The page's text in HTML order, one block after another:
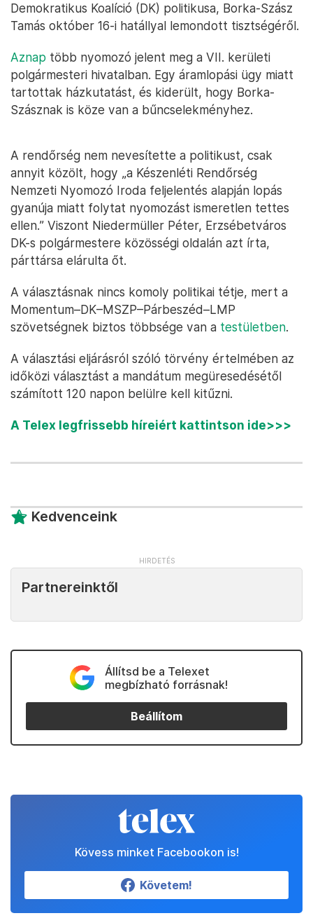
Demokratikus Koalíció (DK) politikusa, Borka-Szász
Tamás október 16-i hatállyal lemondott tisztségéről.
Aznap több nyomozó jelent meg a VII. kerületi
polgármesteri hivatalban. Egy áramlopási ügy miatt
tartottak házkutatást, és kiderült, hogy Borka-
Szásznak is köze van a bűncselekményhez.
A rendőrség nem nevesítette a politikust, csak
annyit közölt, hogy „a Készenléti Rendőrség
Nemzeti Nyomozó Iroda feljelentés alapján lopás
gyanúja miatt folytat nyomozást ismeretlen tettes
ellen.” Viszont Niedermüller Péter, Erzsébetváros
DK-s polgármestere közösségi oldalán azt írta,
párttársa elárulta őt.
A választásnak nincs komoly politikai tétje, mert a
Momentum–DK–MSZP–Párbeszéd–LMP
szövetségnek biztos többsége van a testületben.
A választási eljárásról szóló törvény értelmében az
időközi választást a mandátum megüresedésétől
számított 120 napon belülre kell kitűzni.
A Telex legfrissebb híreiért kattintson ide>>>
Kedvenceink
Partnereinktől
Állítsd be a Telexet
megbízható forrásnak!
Beállítom
Kövess minket Facebookon is!
Követem!